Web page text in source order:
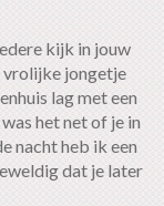
kijk in jouw
vrolijke jongetje
lag met een
het net of je in
nacht heb ik een
dat je later